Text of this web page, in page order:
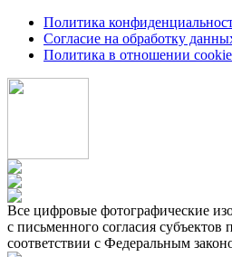
Политика
Согласие на обработку
Политика в отношении cookie
Все цифровые фотографические
с письменного согласия
соответствии с Федеральным